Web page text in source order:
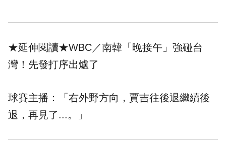
★延伸閱讀★WBC／南韓「晚接午」強碰台
灣！先發打序出爐了
球賽主播：「右外野方向，賈吉往後退繼續後
退，再見了...。」